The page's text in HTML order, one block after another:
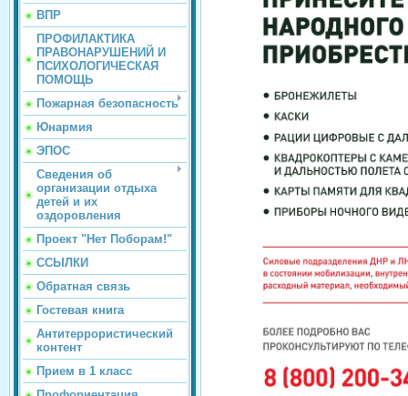
ВПР
ПРОФИЛАКТИКА
ПРАВОНАРУШЕНИЙ И
ПСИХОЛОГИЧЕСКАЯ
ПОМОЩЬ
Пожарная безопасность
Юнармия
ЭПОС
Сведения об
организации отдыха
детей и их
оздоровления
Проект "Нет Поборам!"
ССЫЛКИ
Обратная связь
Гостевая книга
Антитеррористический
контент
Прием в 1 класс